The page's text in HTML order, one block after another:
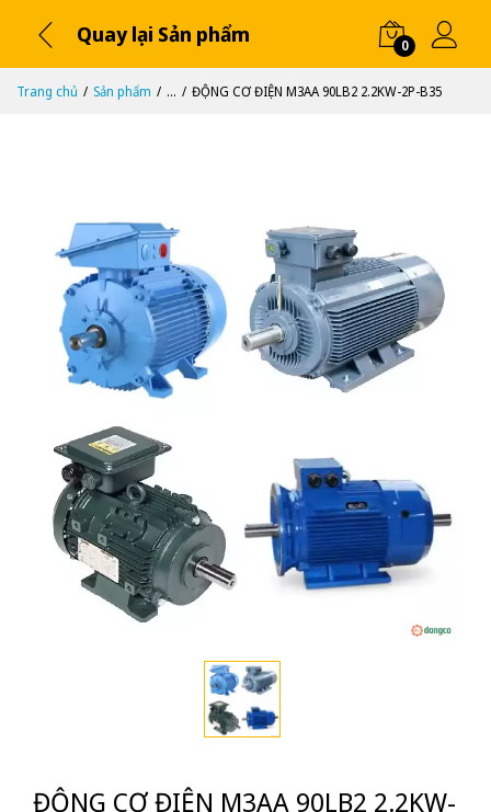
Quay lại Sản phẩm 0
Trang chủ Sản phẩm ... ĐỘNG CƠ ĐIỆN M3AA 90LB2 2.2KW-2P-B35
ĐỘNG CƠ ĐIỆN M3AA 90LB2 2.2KW-